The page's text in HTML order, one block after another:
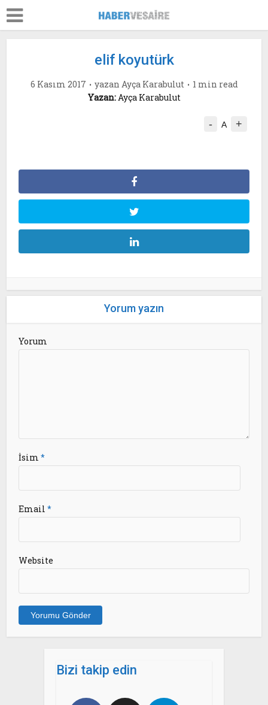
elif koyutürk
6 Kasım 2017 yazan Ayça Karabulut
1 min read
Yazan:Ayça Karabulut
- A +
Yorum yazın
Yorum
İsim*
Email*
Website
Bizi takip edin